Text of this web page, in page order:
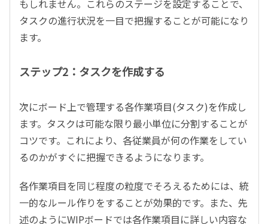
もしれません。これらのステージを設定することで、
タスクの進行状況を一目で把握することが可能になり
ます。
ステップ2：タスクを作成する
次にボード上で管理する各作業項目(タスク)を作成し
ます。タスクは可能な限り最小単位に分割することが
コツです。これにより、各従業員が何の作業をしてい
るのかがすぐに把握できるようになります。
各作業項目を同じ程度の粒度でそろえるためには、統
一的なルール作りをすることが効果的です。また、先
述のようにWIPボードでは各作業項目に詳しい内容な